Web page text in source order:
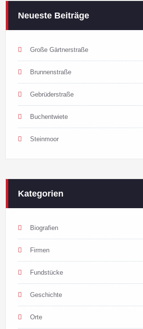
Neueste Beiträge
Große Gärtnerstraße
Brunnenstraße
Gebrüderstraße
Buchentwiete
Steinmoor
Kategorien
Biografien
Firmen
Fundstücke
Geschichte
Orte